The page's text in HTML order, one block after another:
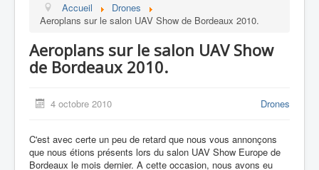
Aviation Commerciale
Aviation Militaire
Drones
Accueil
Drones
Aeroplans sur le salon UAV Show de Bordeaux 2010.
Aeroplans sur le salon UAV Show
de Bordeaux 2010.
4 octobre 2010 Drones
C'est avec certe un peu de retard que nous vous annonçons
que nous étions présents lors du salon UAV Show Europe de
Bordeaux le mois dernier. A cette occasion, nous avons eu